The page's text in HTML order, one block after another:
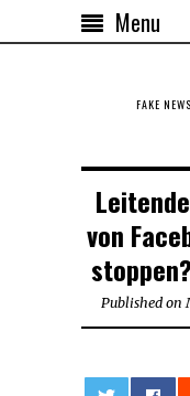
Menu
FAKE
von
Published on